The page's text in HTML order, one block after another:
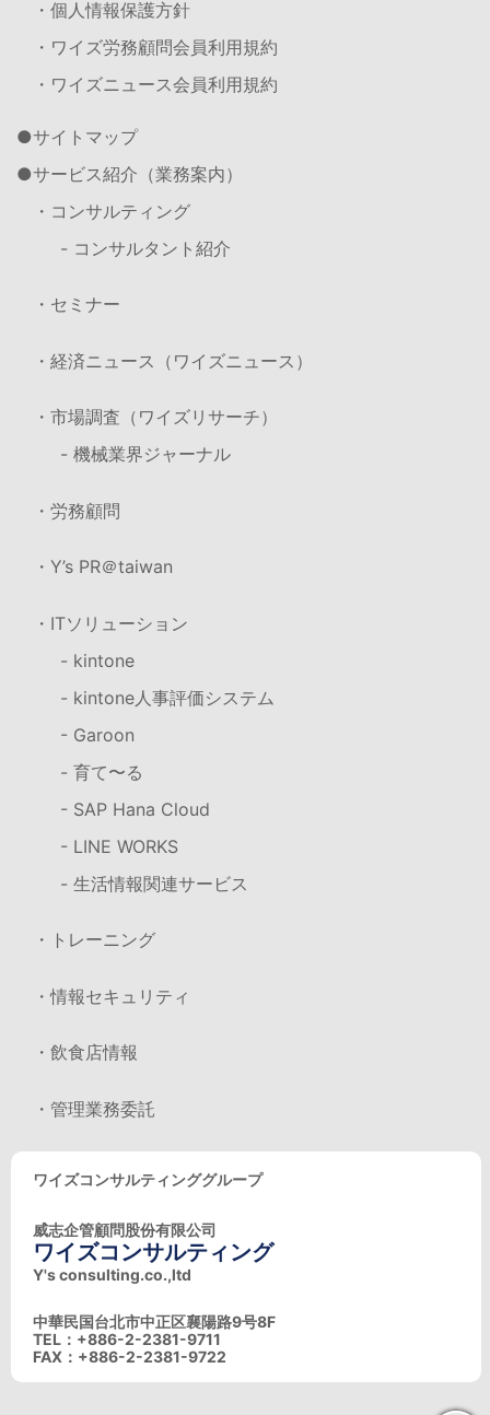
・個人情報保護方針
・ワイズ労務顧問会員利用規約
・ワイズニュース会員利用規約
サイトマップ
サービス紹介（業務案内）
・コンサルティング
- コンサルタント紹介
・セミナー
・経済ニュース（ワイズニュース）
・市場調査（ワイズリサーチ）
- 機械業界ジャーナル
・労務顧問
・Y’s PR＠taiwan
・ITソリューション
- kintone
- kintone人事評価システム
- Garoon
- 育て〜る
- SAP Hana Cloud
- LINE WORKS
- 生活情報関連サービス
・トレーニング
・情報セキュリティ
・飲食店情報
・管理業務委託
ワイズコンサルティンググループ
威志企管顧問股份有限公司
ワイズコンサルティング
Y's consulting.co.,ltd
中華民国台北市中正区襄陽路9号8F
TEL：+886-2-2381-9711
FAX：+886-2-2381-9722